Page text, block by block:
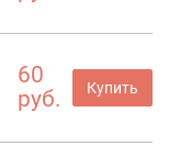
60
руб.
Купить